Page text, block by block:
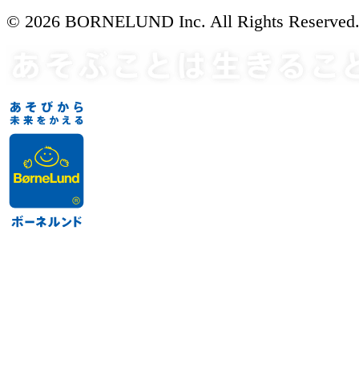
© 2026 BORNELUND Inc. All Rights Reserved.